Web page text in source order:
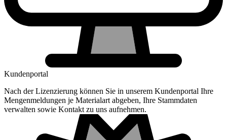
Kundenportal
Nach der Lizenzierung können Sie in unserem Kundenportal Ihre
Mengenmeldungen je Materialart abgeben, Ihre Stammdaten
verwalten sowie Kontakt zu uns aufnehmen.